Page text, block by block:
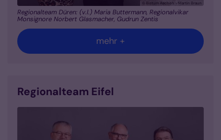
© Bistum Aachen - Martin Braun
Regionalteam Düren: (v.l.) Maria Buttermann, Regionalvikar
Monsignore Norbert Glasmacher, Gudrun Zentis
mehr +
Regionalteam Eifel